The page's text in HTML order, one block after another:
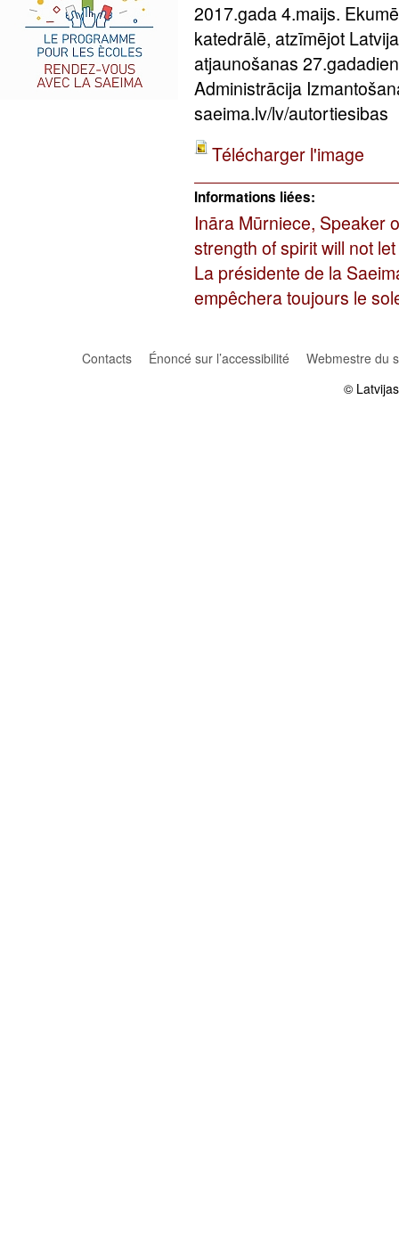
2017.gada 4.maijs.
katedrālē, atzīmējot
atjaunošanas
Administrācija
saeima.lv/lv/autortiesibas
Télécharger l'image
Informations liées:
Ināra Mūrniece, Speaker
strength of spirit will not
La présidente de la
empêchera toujours le
Contacts Énoncé sur l’accessibilité
Webmestre du
©